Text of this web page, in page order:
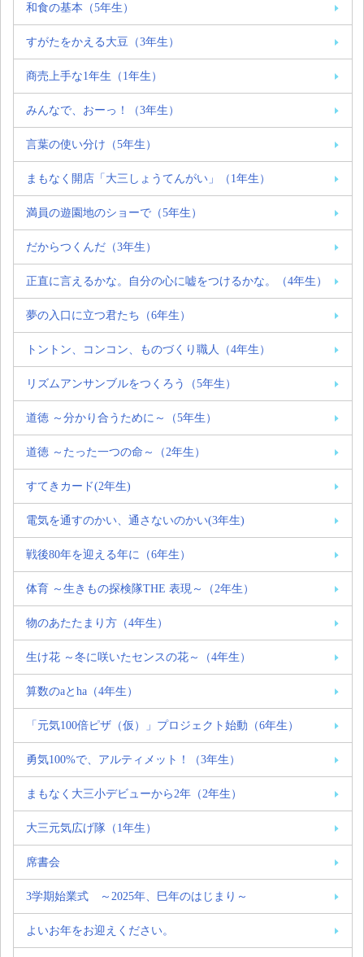
和食の基本（5年生）
すがたをかえる大豆（3年生）
商売上手な1年生（1年生）
みんなで、おーっ！（3年生）
言葉の使い分け（5年生）
まもなく開店「大三しょうてんがい」（1年生）
満員の遊園地のショーで（5年生）
だからつくんだ（3年生）
正直に言えるかな。自分の心に嘘をつけるかな。（4年生）
夢の入口に立つ君たち（6年生）
トントン、コンコン、ものづくり職人（4年生）
リズムアンサンブルをつくろう（5年生）
道徳 ～分かり合うために～（5年生）
道徳 ～たった一つの命～（2年生）
すてきカード(2年生)
電気を通すのかい、通さないのかい(3年生)
戦後80年を迎える年に（6年生）
体育 ～生きもの探検隊THE 表現～（2年生）
物のあたたまり方（4年生）
生け花 ～冬に咲いたセンスの花～（4年生）
算数のaとha（4年生）
「元気100倍ピザ（仮）」プロジェクト始動（6年生）
勇気100%で、アルティメット！（3年生）
まもなく大三小デビューから2年（2年生）
大三元気広げ隊（1年生）
席書会
3学期始業式 ～2025年、巳年のはじまり～
よいお年をお迎えください。